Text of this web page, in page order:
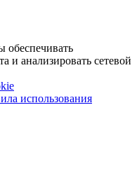
и анализировать сетевой
использования